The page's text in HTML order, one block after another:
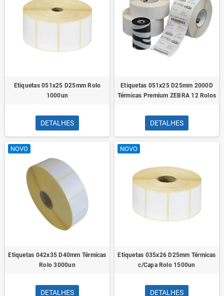
Etiquetas 051x25 D25mm Rolo
1000un
DETALHES
Etiquetas 051x25 D25mm 2000D
Térmicas Premium ZEBRA 12 Rolos
DETALHES
NOVO
Etiquetas 042x35 D40mm Térmicas
Rolo 3000un
DETALHES
NOVO
Etiquetas 035x26 D25mm Térmicas
c/Capa Rolo 1500un
DETALHES